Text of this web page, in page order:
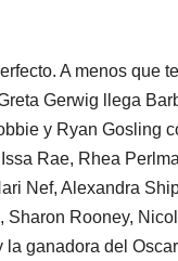
A menos que
Gerwig llega
y Ryan Gosling
Rae, Rhea
Nef, Alexandra
Rooney,
ganadora del